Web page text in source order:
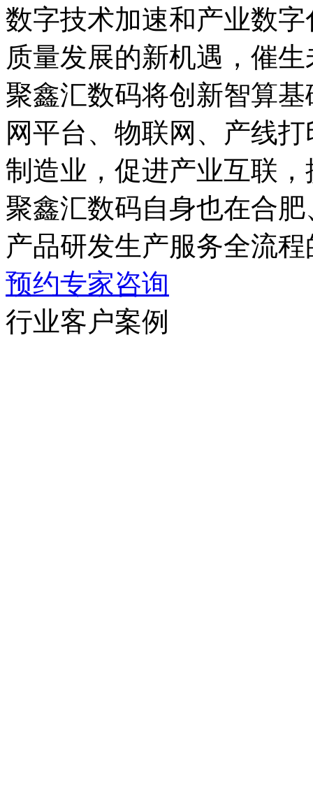
数字技术加速和产业数字
质量发展的新机遇，
聚鑫汇数码将创新智算基
网平台、物联网、
制造业，促进产业互联
聚鑫汇数码自身也在合肥
产品研发生产服务全流
预约专家咨询
行业客户案例